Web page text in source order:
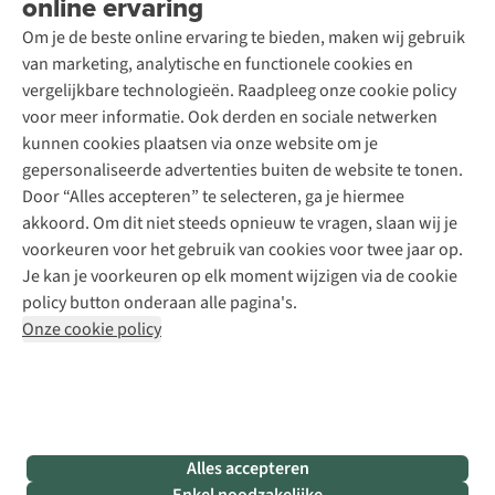
Om je de beste online ervaring te bieden, maken wij gebruik
van marketing, analytische en functionele cookies en
vergelijkbare technologieën. Raadpleeg onze cookie policy
voor meer informatie. Ook derden en sociale netwerken
kunnen cookies plaatsen via onze website om je
gepersonaliseerde advertenties buiten de website te tonen.
Door “Alles accepteren” te selecteren, ga je hiermee
akkoord. Om dit niet steeds opnieuw te vragen, slaan wij je
voorkeuren voor het gebruik van cookies voor twee jaar op.
Je kan je voorkeuren op elk moment wijzigen via de cookie
policy button onderaan alle pagina's.
Onze cookie policy
Alles accepteren
Contact
Toegankelijkheidsverklaring
Schoenonderhoud
Schoenherstelling
Kledingherstelling
Retouches
Voor bedrijven
Explore Academy
Explore Camp
Gear Check
Inspiratie & advies
Meld je aan voor de nieuwsbrief
Follow us
Disclaimer Privacy Policy
Algemene voorwaarden
Cookie Policy